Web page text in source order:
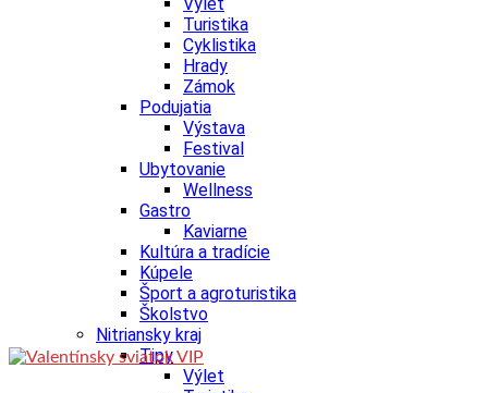
Turistika
Cyklistika
Hrady
Zámok
Podujatia
Výstava
Festival
Ubytovanie
Wellness
Gastro
Kaviarne
Kultúra a tradície
Kúpele
Šport a agroturistika
Školstvo
Nitriansky kraj
Tipy
Výlet